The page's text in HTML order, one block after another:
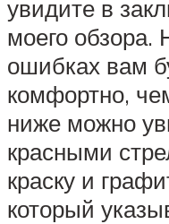
увидите в
моего
ошибках вам
комфортно,
ниже можно
красными
краску и
который